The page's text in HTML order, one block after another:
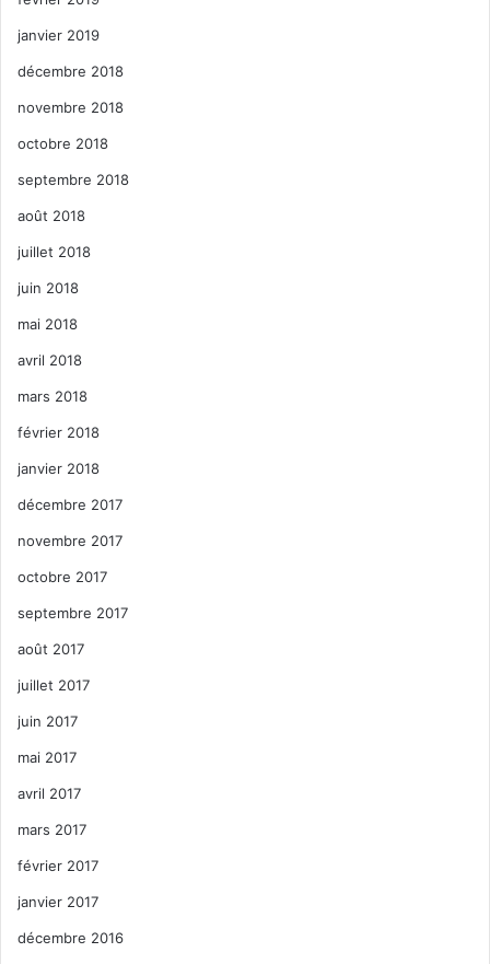
janvier 2019
décembre 2018
novembre 2018
octobre 2018
septembre 2018
août 2018
juillet 2018
juin 2018
mai 2018
avril 2018
mars 2018
février 2018
janvier 2018
décembre 2017
novembre 2017
octobre 2017
septembre 2017
août 2017
juillet 2017
juin 2017
mai 2017
avril 2017
mars 2017
février 2017
janvier 2017
décembre 2016